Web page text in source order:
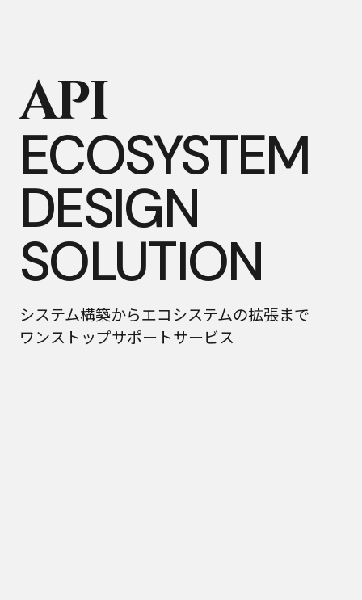
API
ECOSYSTEM
DESIGN
SOLUTION
API
ECOSYSTEM
DESIGN
SOLUTION
システム構築からエコシステムの拡張まで
ワンストップサポートサービス